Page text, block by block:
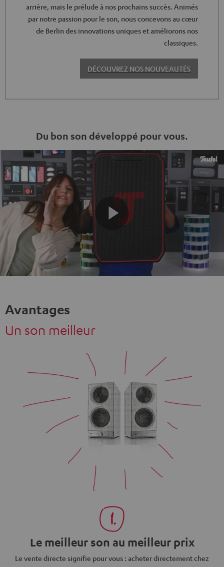
arrière, mais le prélude à nos prochains succès. Animés
par notre passion pour le son, nous concevons au cœur
de Berlin des innovations uniques et améliorons nos
classiques.
DÉCOUVREZ NOS NOUVEAUTÉS
Du bon son développé pour vous.
Play
Avantages
Un son meilleur
Le meilleur son au meilleur prix
Le vente directe signifie pour vous : acheter directement chez